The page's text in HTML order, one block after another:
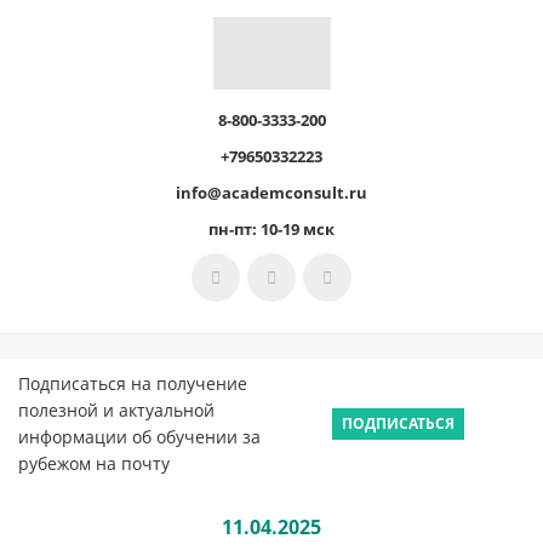
8-800-3333-200
+79650332223
info@academconsult.ru
пн-пт: 10-19 мск
Подписаться на получение
полезной и актуальной
информации об обучении за
рубежом на почту
ПОДПИСАТЬСЯ
11.04.2025